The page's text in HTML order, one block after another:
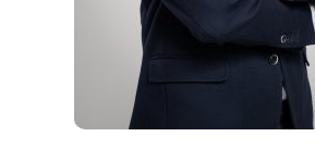
Polecamy
osiedla Starosielce w